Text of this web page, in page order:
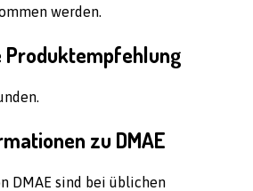
werden.
Produktempfehlung
zu DMAE
DMAE sind bei üblichen